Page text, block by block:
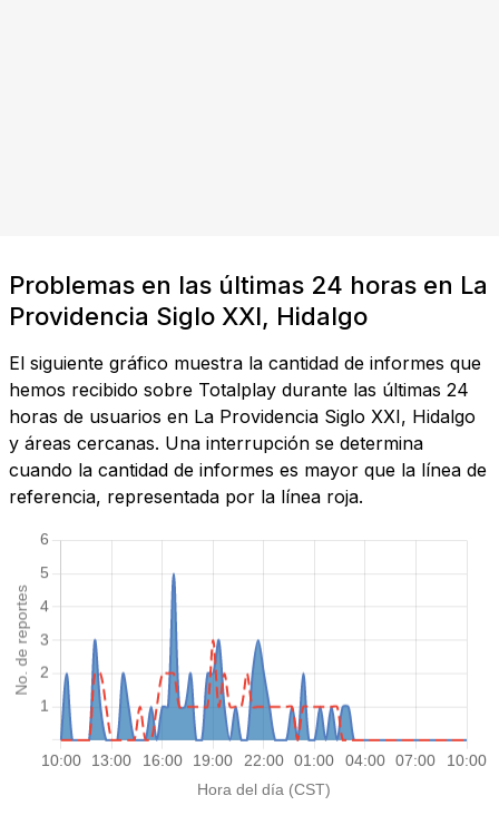
Problemas en las últimas 24 horas en La
Providencia Siglo XXI, Hidalgo
El siguiente gráfico muestra la cantidad de informes que
hemos recibido sobre Totalplay durante las últimas 24
horas de usuarios en La Providencia Siglo XXI, Hidalgo
y áreas cercanas. Una interrupción se determina
cuando la cantidad de informes es mayor que la línea de
referencia, representada por la línea roja.